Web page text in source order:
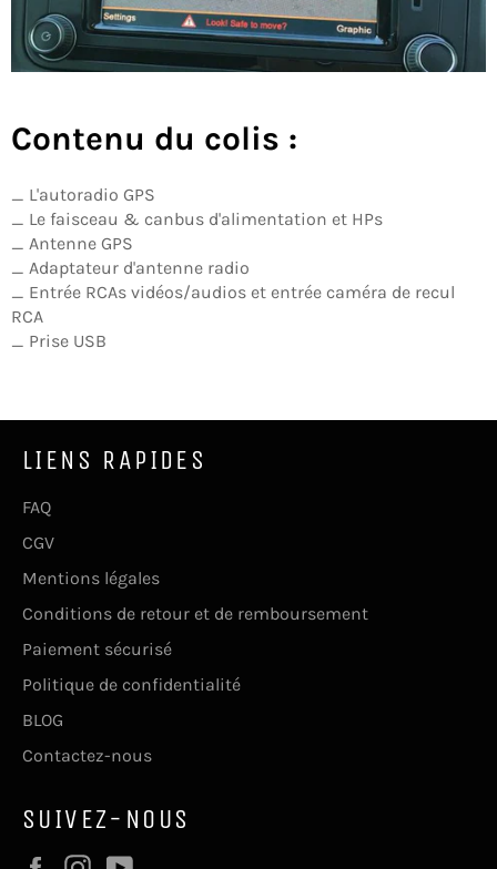
Contenu du colis :
_ L'autoradio GPS
_ Le faisceau & canbus d'alimentation et HPs
_ Antenne GPS
_ Adaptateur d'antenne radio
_ Entrée RCAs vidéos/audios et entrée caméra de recul
RCA
_ Prise USB
LIENS RAPIDES
FAQ
CGV
Mentions légales
Conditions de retour et de remboursement
Paiement sécurisé
Politique de confidentialité
BLOG
Contactez-nous
SUIVEZ-NOUS